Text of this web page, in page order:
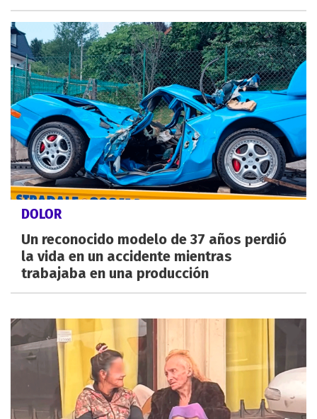
DOLOR
Un reconocido modelo de 37 años perdió
la vida en un accidente mientras
trabajaba en una producción